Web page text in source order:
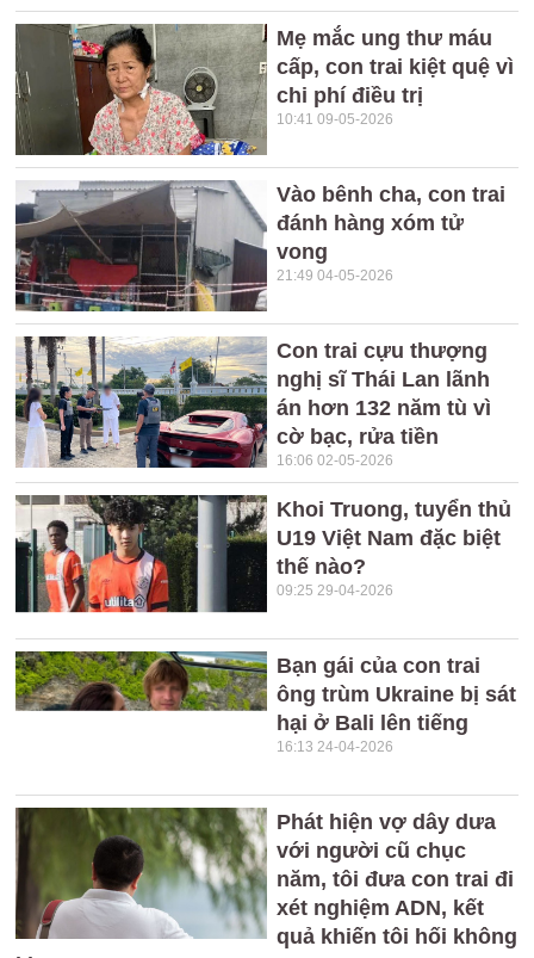
Mẹ mắc ung thư máu
cấp, con trai kiệt quệ vì
chi phí điều trị
10:41 09-05-2026
Vào bênh cha, con trai
đánh hàng xóm tử
vong
21:49 04-05-2026
Con trai cựu thượng
nghị sĩ Thái Lan lãnh
án hơn 132 năm tù vì
cờ bạc, rửa tiền
16:06 02-05-2026
Khoi Truong, tuyển thủ
U19 Việt Nam đặc biệt
thế nào?
09:25 29-04-2026
Bạn gái của con trai
ông trùm Ukraine bị sát
hại ở Bali lên tiếng
16:13 24-04-2026
Phát hiện vợ dây dưa
với người cũ chục
năm, tôi đưa con trai đi
xét nghiệm ADN, kết
quả khiến tôi hối không